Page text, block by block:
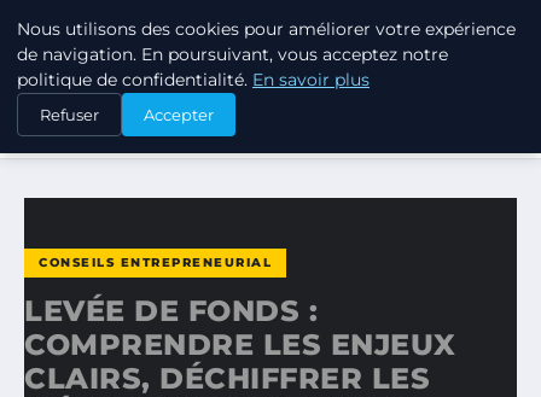
TUEZ-LES TOUS
ACCUEIL
CONSEILS ENTREPRENEURIAL
LEVÉE DE FONDS : COMPRENDRE LES ENJEUX CLAIRS…
CONSEILS ENTREPRENEURIAL
LEVÉE DE FONDS :
COMPRENDRE LES ENJEUX
CLAIRS, DÉCHIFFRER LES
Nous utilisons des cookies pour améliorer votre expérience
de navigation. En poursuivant, vous acceptez notre
politique de confidentialité. En savoir plus
Refuser Accepter